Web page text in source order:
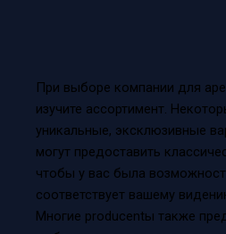
При выборе компании для
изучите ассортимент.
уникальные, эксклюзивные
могут предоставить
чтобы у вас была
соответствует вашему
Многие producentы также